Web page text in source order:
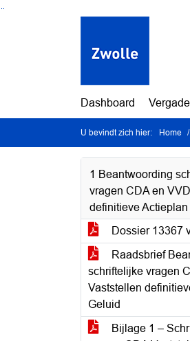
Ga naar de inhoud van deze pagina
Ga naar het zoeken
Ga naar het menu
Dashboard
U bevindt zich hier: Home
1 Beantwoording
vragen CDA en
definitieve Actieplan
Dossier 13367
Raadsbrief
schriftelijke vragen
Vaststellen
Geluid
Bijlage 1 –